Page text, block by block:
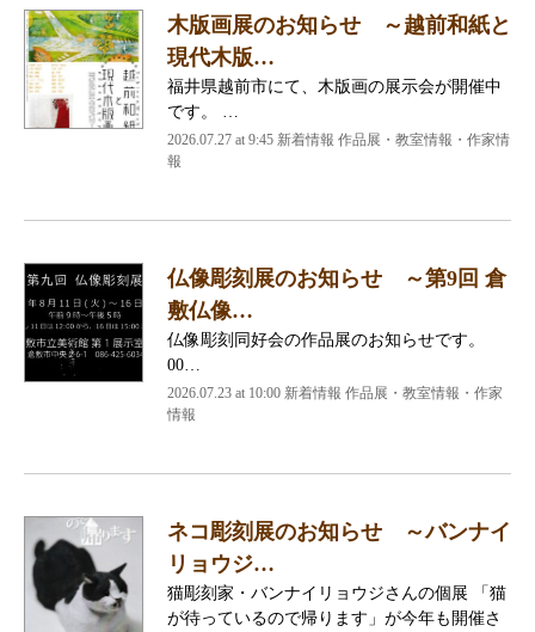
木版画展のお知らせ ～越前和紙と
現代木版…
福井県越前市にて、木版画の展示会が開催中
です。 …
2026.07.27 at 9:45 新着情報 作品展・教室情報・作家情
報
仏像彫刻展のお知らせ ～第9回 倉
敷仏像…
仏像彫刻同好会の作品展のお知らせです。
00…
2026.07.23 at 10:00 新着情報 作品展・教室情報・作家
情報
ネコ彫刻展のお知らせ ～バンナイ
リョウジ…
猫彫刻家・バンナイリョウジさんの個展 「猫
が待っているので帰ります」が今年も開催さ